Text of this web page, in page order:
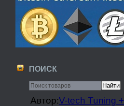
ПОИСК
Автор:V-tech Tuning +